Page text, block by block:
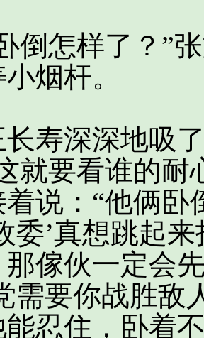
怎样了？”张
烟杆。
深深地吸了
就要看谁的耐
说：“他俩
委’真想跳起
那傢伙一定会
需要你战胜敌
能忍住，卧着